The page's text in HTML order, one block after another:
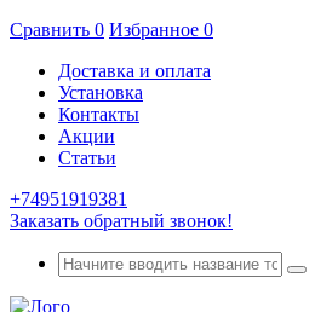
Сравнить 0 Избранное 0
Доставка и оплата
Установка
Контакты
Акции
Статьи
+74951919381
Заказать обратный звонок!